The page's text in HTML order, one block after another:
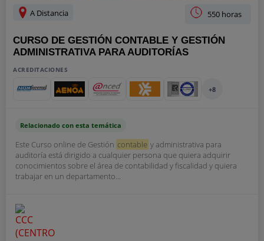
A Distancia 550 horas
CURSO DE GESTIÓN CONTABLE Y GESTIÓN
ADMINISTRATIVA PARA AUDITORÍAS
ACREDITACIONES
+8
Relacionado con esta temática
Este Curso online de Gestión contable y administrativa para
auditoría está dirigido a cualquier persona que quiera adquirir
conocimientos sobre el área de contabilidad y fiscalidad y quiera
trabajar en un departamento...